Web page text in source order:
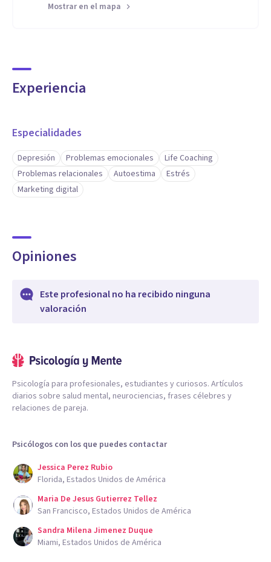
Mostrar en el mapa
Experiencia
Especialidades
Depresión Problemas emocionales
Life Coaching
Problemas relacionales
Autoestima
Estrés
Marketing digital
Opiniones
Este profesional no ha recibido ninguna
valoración
Psicología para profesionales, estudiantes y curiosos. Artículos
diarios sobre salud mental, neurociencias, frases célebres y
relaciones de pareja.
Psicólogos con los que puedes contactar
Jessica Perez Rubio
Florida, Estados Unidos de América
Maria De Jesus Gutierrez Tellez
San Francisco, Estados Unidos de América
Sandra Milena Jimenez Duque
Miami, Estados Unidos de América